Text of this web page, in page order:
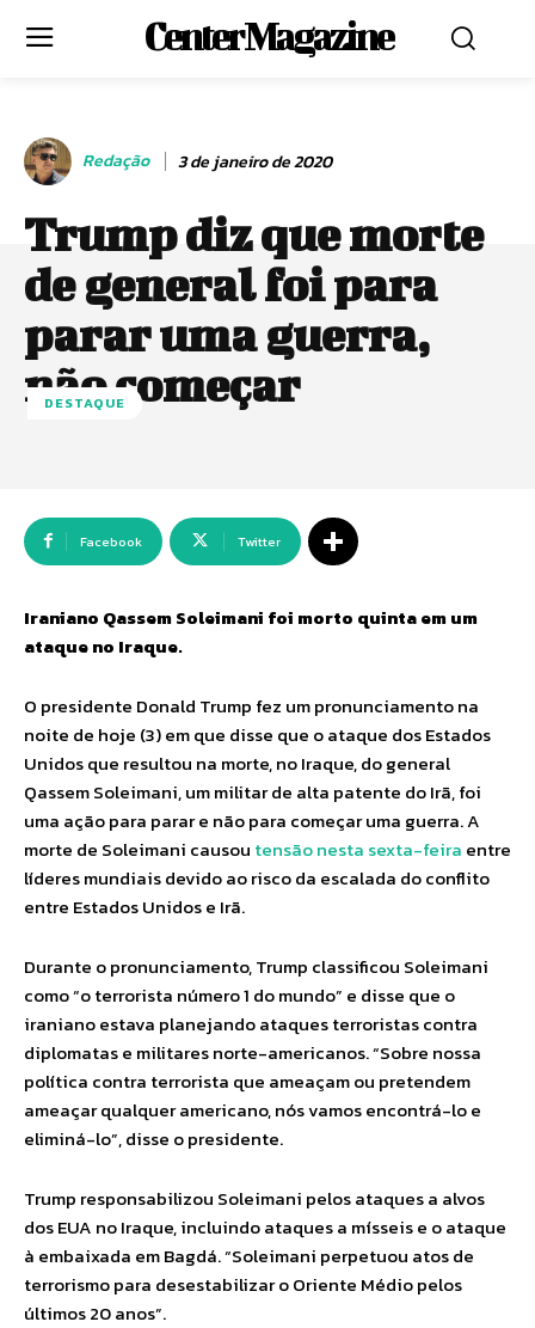
Center Magazine
Redação 3 de janeiro de 2020
Trump diz que morte
de general foi para
parar uma guerra,
não começar
DESTAQUE
Facebook Twitter
Iraniano Qassem Soleimani foi morto quinta em um
ataque no Iraque.
O presidente Donald Trump fez um pronunciamento na
noite de hoje (3) em que disse que o ataque dos Estados
Unidos que resultou na morte, no Iraque, do general
Qassem Soleimani, um militar de alta patente do Irã, foi
uma ação para parar e não para começar uma guerra. A
morte de Soleimani causou tensão nesta sexta-feira entre
líderes mundiais devido ao risco da escalada do conflito
entre Estados Unidos e Irã.
Durante o pronunciamento, Trump classificou Soleimani
como “o terrorista número 1 do mundo” e disse que o
iraniano estava planejando ataques terroristas contra
diplomatas e militares norte-americanos. “Sobre nossa
política contra terrorista que ameaçam ou pretendem
ameaçar qualquer americano, nós vamos encontrá-lo e
eliminá-lo”, disse o presidente.
Trump responsabilizou Soleimani pelos ataques a alvos
dos EUA no Iraque, incluindo ataques a mísseis e o ataque
à embaixada em Bagdá. “Soleimani perpetuou atos de
terrorismo para desestabilizar o Oriente Médio pelos
últimos 20 anos”.